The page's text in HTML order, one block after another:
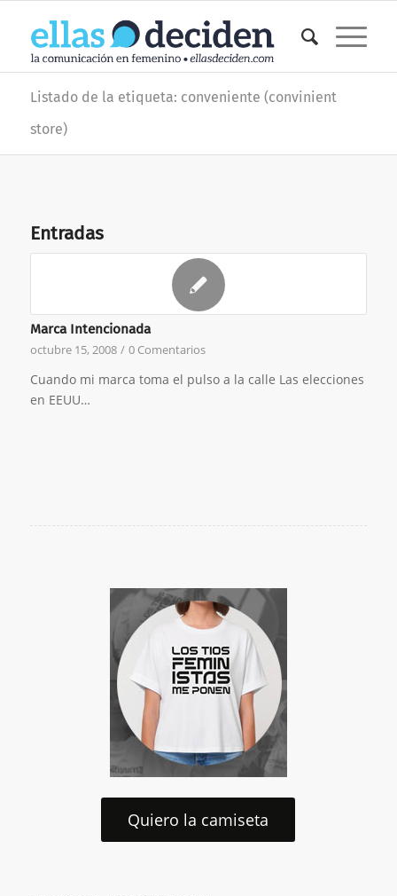
Listado de la etiqueta: conveniente (convinient
store)
Entradas
Marca Intencionada
octubre 15, 2008 / 0 Comentarios
Cuando mi marca toma el pulso a la calle Las elecciones
en EEUU…
Quiero la camiseta